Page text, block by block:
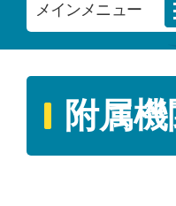
メインメニュー
附属